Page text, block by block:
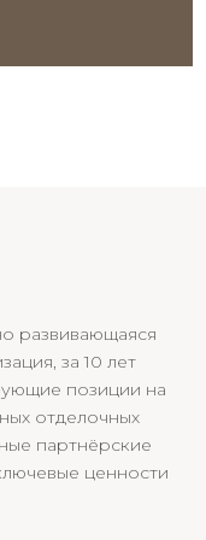
развивающаяся
за 10 лет
позиции на
отделочных
партнёрские
ценности